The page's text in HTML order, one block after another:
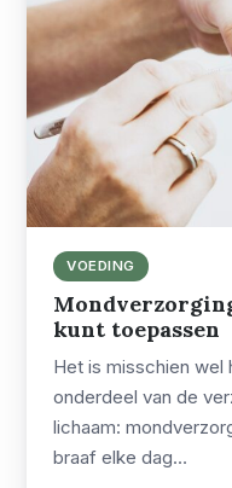
VOEDING
kunt toepassen
Het is misschien
onderdeel van de
lichaam:
braaf elke dag…